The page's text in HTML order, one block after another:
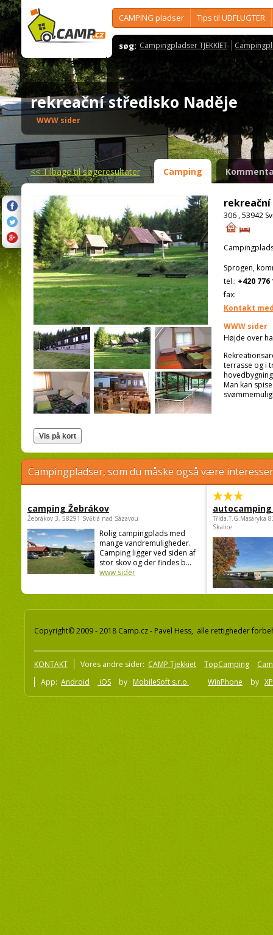
CAMPING pladser Tips til UDFLUGTER
søg: Campingpladser TJEKKIET
rekreační středisko Naděje
WWW sider
<<Tilbage til søgeresultater Camping
306 , 53942
Sprogen,
tel.: +420 776
fax:
Kontakt
WWW sider
Højde over
terrasse og i
Man kan
Campingpladser, som du måske også være
camping Žebrákov
Žebrákov 3, 58291 Světlá nad Sázavou
Rolig campingplads med
mange vandremuligheder.
Camping ligger ved siden af
stor skov og der findes b...
www sider
autocamping
Třída.T.G.Masaryka
Skalice
Copyright© 2009 - 2018 Camp.cz - Pavel Hess, alle rettigheder
KONTAKT Vores andre sider: CAMP Tjekkiet TopCamping
App: Android iOS by MobileSoft s.r.o WinPhone by